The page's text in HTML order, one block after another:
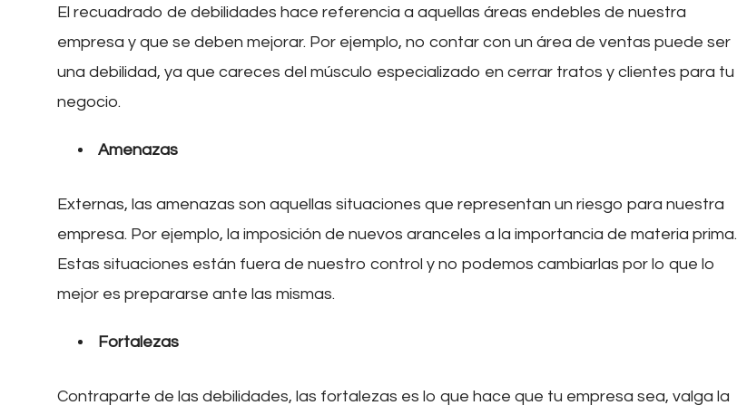
El recuadrado de debilidades hace referencia a aquellas áreas endebles de nuestra
empresa y que se deben mejorar. Por ejemplo, no contar con un área de ventas puede ser
una debilidad, ya que careces del músculo especializado en cerrar tratos y clientes para tu
negocio.
Amenazas
Externas, las amenazas son aquellas situaciones que representan un riesgo para nuestra
empresa. Por ejemplo, la imposición de nuevos aranceles a la importancia de materia prima.
Estas situaciones están fuera de nuestro control y no podemos cambiarlas por lo que lo
mejor es prepararse ante las mismas.
Fortalezas
Contraparte de las debilidades, las fortalezas es lo que hace que tu empresa sea, valga la